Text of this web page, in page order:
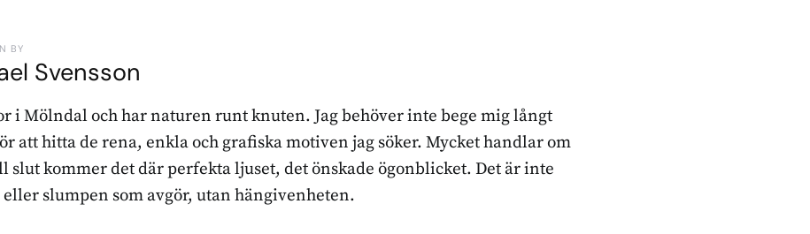
BY
Svensson
i Mölndal och har naturen runt knuten. Jag behöver inte bege mig långt
att hitta de rena, enkla och grafiska motiven jag söker. Mycket handlar om
slut kommer det där perfekta ljuset, det önskade ögonblicket. Det är inte
slumpen som avgör, utan hängivenheten.